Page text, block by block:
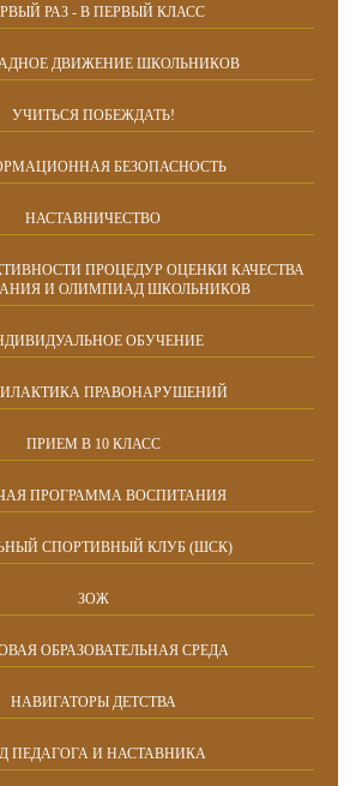
РАЗ - В ПЕРВЫЙ КЛАСС
ДВИЖЕНИЕ ШКОЛЬНИКОВ
УЧИТЬСЯ ПОБЕЖДАТЬ!
БЕЗОПАСНОСТЬ
НАСТАВНИЧЕСТВО
ПРОЦЕДУР ОЦЕНКИ КАЧЕСТВА
И ОЛИМПИАД ШКОЛЬНИКОВ
ОБУЧЕНИЕ
ПРАВОНАРУШЕНИЙ
ПРИЕМ В 10 КЛАСС
ПРОГРАММА ВОСПИТАНИЯ
СПОРТИВНЫЙ КЛУБ (ШСК)
ЗОЖ
ОБРАЗОВАТЕЛЬНАЯ СРЕДА
НАВИГАТОРЫ ДЕТСТВА
ПЕДАГОГА И НАСТАВНИКА